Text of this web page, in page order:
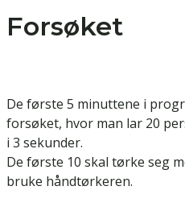
Forsøket
De første 5 minuttene i
forsøket, hvor man lar 20
i 3 sekunder.
De første 10 skal tørke seg
bruke håndtørkeren.